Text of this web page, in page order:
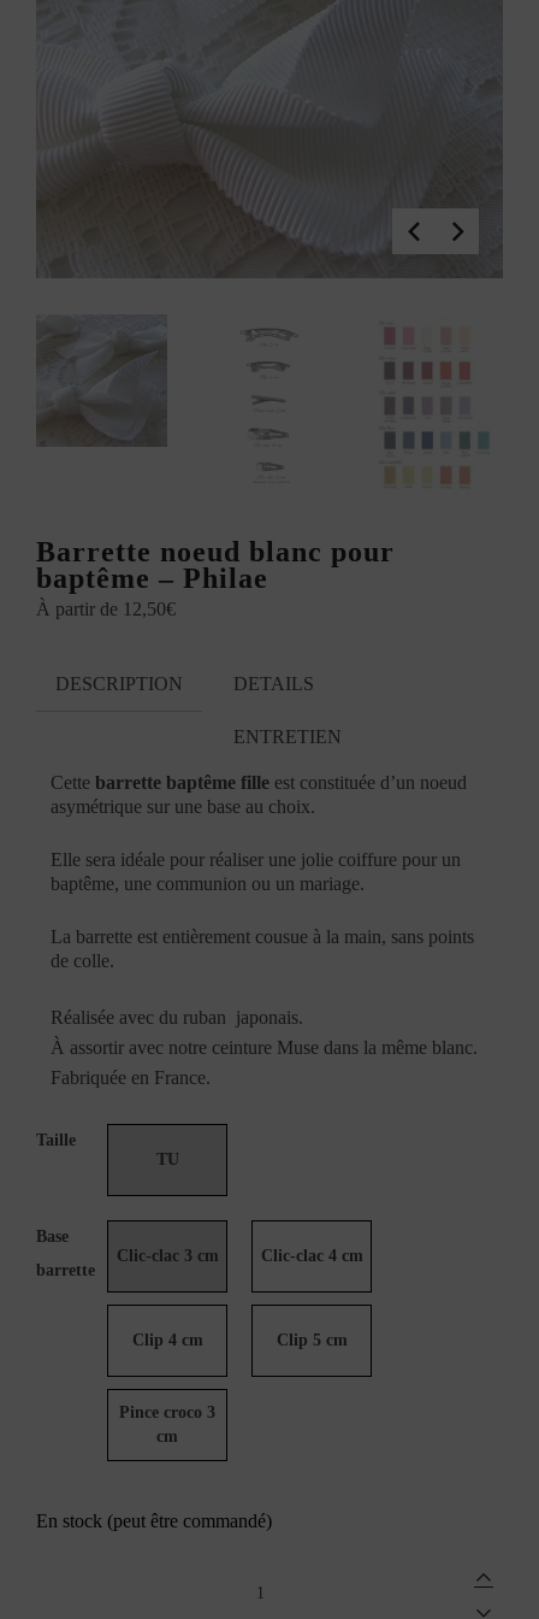
Barrette noeud blanc pour
baptême – Philae
À partir de 12,50€
DESCRIPTION DETAILS
ENTRETIEN
Cette barrette baptême fille est constituée d’un noeud
asymétrique sur une base au choix.
Elle sera idéale pour réaliser une jolie coiffure pour un
baptême, une communion ou un mariage.
La barrette est entièrement cousue à la main, sans points
de colle.
Réalisée avec du ruban japonais.
À assortir avec notre ceinture Muse dans la même blanc.
Fabriquée en France.
Taille
TU
Base
barrette
Clic-clac 3 cm Clic-clac 4 cm
Clip 4 cm Clip 5 cm
Pince croco 3
cm
En stock (peut être commandé)